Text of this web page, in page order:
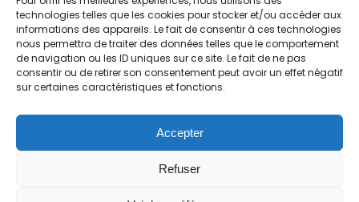
technologies telles que les cookies pour stocker et/ou accéder aux
informations des appareils. Le fait de consentir à ces technologies
nous permettra de traiter des données telles que le comportement
de navigation ou les ID uniques sur ce site. Le fait de ne pas
consentir ou de retirer son consentement peut avoir un effet négatif
sur certaines caractéristiques et fonctions.
Accepter
Refuser
Dot Perfect.